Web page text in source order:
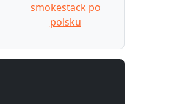
smokestack po
polsku